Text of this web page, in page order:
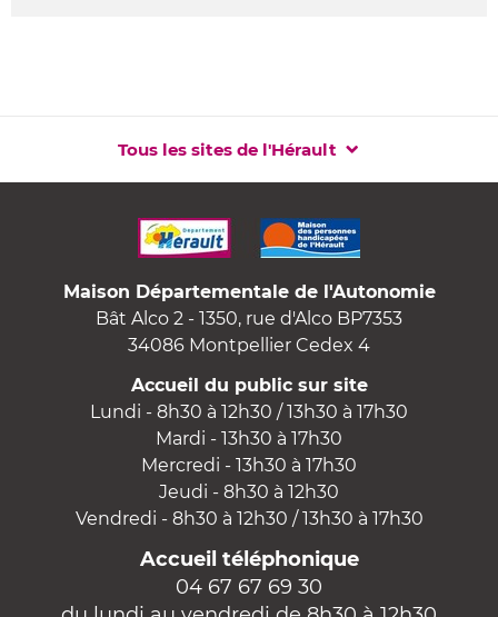
Tous les sites de l'Hérault
Maison Départementale de l'Autonomie
Bât Alco 2 - 1350, rue d'Alco BP7353
34086 Montpellier Cedex 4
Accueil du public sur site
Lundi - 8h30 à 12h30 / 13h30 à 17h30
Mardi - 13h30 à 17h30
Mercredi - 13h30 à 17h30
Jeudi - 8h30 à 12h30
Vendredi - 8h30 à 12h30 / 13h30 à 17h30
Accueil téléphonique
04 67 67 69 30